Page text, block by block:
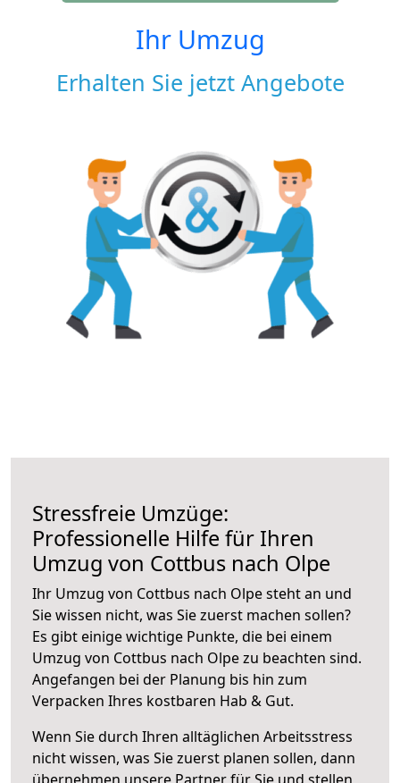
Ihr Umzug
Erhalten Sie jetzt Angebote
Stressfreie Umzüge:
Professionelle Hilfe für Ihren
Umzug von Cottbus nach Olpe
Ihr Umzug von Cottbus nach Olpe steht an und
Sie wissen nicht, was Sie zuerst machen sollen?
Es gibt einige wichtige Punkte, die bei einem
Umzug von Cottbus nach Olpe zu beachten sind.
Angefangen bei der Planung bis hin zum
Verpacken Ihres kostbaren Hab & Gut.
Wenn Sie durch Ihren alltäglichen Arbeitsstress
nicht wissen, was Sie zuerst planen sollen, dann